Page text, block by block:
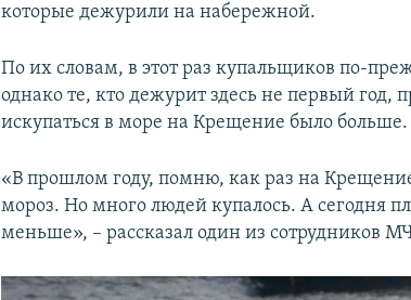
которые дежурили на набережной.
По их словам, в этот раз купальщиков по-
однако те, кто дежурит здесь не первый
искупаться в море на Крещение было больше.
«В прошлом году, помню, как раз на
мороз. Но много людей купалось. А сегодня
меньше», – рассказал один из сотрудников